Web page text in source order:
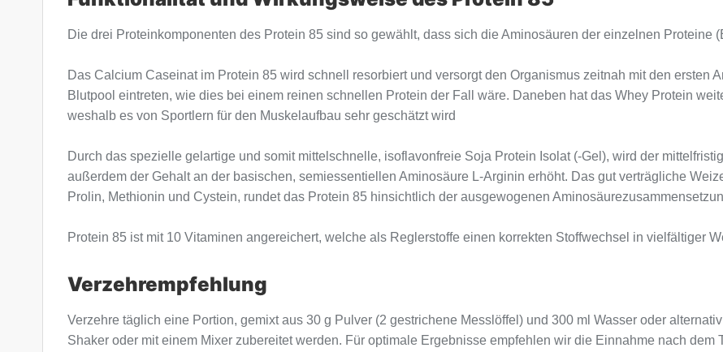
Die drei Proteinkomponenten des Protein 85 sind so gewählt, dass sich die Aminosäuren der einzelnen Proteine
Das Calcium Caseinat im Protein 85 wird schnell resorbiert und versorgt den Organismus zeitnah mit den ersten
Blutpool eintreten, wie dies bei einem reinen schnellen Protein der Fall wäre. Daneben hat das Whey Protein
weshalb es von Sportlern für den Muskelaufbau sehr geschätzt wird
Durch das spezielle gelartige und somit mittelschnelle, isoflavonfreie Soja Protein Isolat (-Gel), wird der
außerdem der Gehalt an der basischen, semiessentiellen Aminosäure L-Arginin erhöht. Das gut verträgliche
Prolin, Methionin und Cystein, rundet das Protein 85 hinsichtlich der ausgewogenen
Protein 85 ist mit 10 Vitaminen angereichert, welche als Reglerstoffe einen korrekten Stoffwechsel in vielfältiger
Verzehrempfehlung
Verzehre täglich eine Portion, gemixt aus 30 g Pulver (2 gestrichene Messlöffel) und 300 ml Wasser oder
Shaker oder mit einem Mixer zubereitet werden. Für optimale Ergebnisse empfehlen wir die Einnahme nach dem